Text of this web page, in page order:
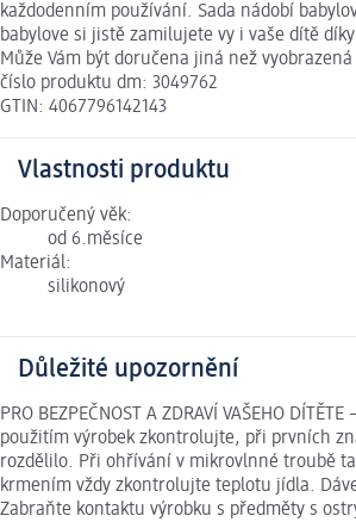
každodenním používání. Sada nádobí
babylove si jistě zamilujete vy i vaše dítě
Může Vám být doručena jiná než
číslo produktu dm: 3049762
GTIN: 4067796142143
Vlastnosti produktu
Doporučený věk:
od 6.měsíce
Materiál:
silikonový
Důležité upozornění
PRO BEZPEČNOST A ZDRAVÍ VAŠEHO
použitím výrobek zkontrolujte, při prvních
rozdělilo. Při ohřívání v mikrovlnné troubě
krmením vždy zkontrolujte teplotu jídla.
Zabraňte kontaktu výrobku s předměty s